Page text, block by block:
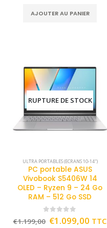
AJOUTER AU PANIER
RUPTURE DE STOCK
ULTRA PORTABLES (ECRANS 10-14")
PC portable ASUS
Vivobook S5406W 14
OLED – Ryzen 9 – 24 Go
RAM – 512 Go SSD
out of 5
€1.199,00 €1.099,00 TTC